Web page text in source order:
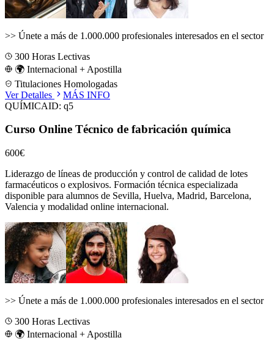
>> Únete a más de 1.000.000 profesionales interesados en el sector
300 Horas Lectivas
🌍 Internacional + Apostilla
Titulaciones Homologadas
Ver Detalles
MÁS INFO
QUÍMICAID: q5
Curso Online Técnico de fabricación química
600€
Liderazgo de líneas de producción y control de calidad de lotes
farmacéuticos o explosivos. Formación técnica especializada
disponible para alumnos de Sevilla, Huelva, Madrid, Barcelona,
Valencia y modalidad online internacional.
>> Únete a más de 1.000.000 profesionales interesados en el sector
300 Horas Lectivas
🌍 Internacional + Apostilla